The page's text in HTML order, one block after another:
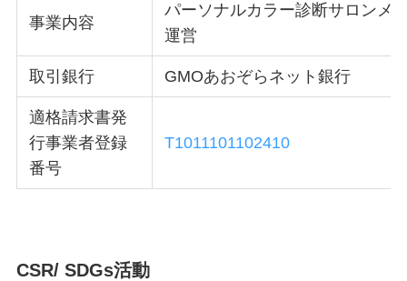
事業内容
パーソナルカラー診断サロンメ
運営
取引銀行 GMOあおぞらネット銀行
適格請求書発
行事業者登録
番号
T1011101102410
CSR/ SDGs活動